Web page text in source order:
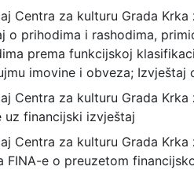
Centra za kulturu Grada Krka
o prihodima i rashodima,
prema funkcijskoj
imovine i obveza; Izvještaj
Centra za kulturu Grada Krka
uz financijski izvještaj
Centra za kulturu Grada Krka
FINA-e o preuzetom